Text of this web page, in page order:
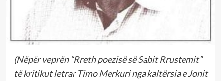
(Nëpër veprën “Rreth poezisë së Sabit Rrustemit”
të kritikut letrar Timo Merkuri nga kaltërsia e Jonit